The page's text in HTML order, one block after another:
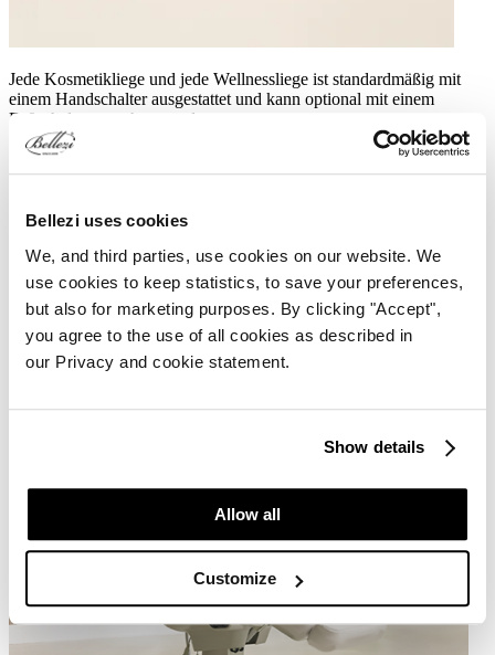
Bellezi uses cookies
We, and third parties, use cookies on our website. We
use cookies to keep statistics, to save your preferences,
but also for marketing purposes. By clicking "Accept",
you agree to the use of all cookies as described in
our Privacy and cookie statement.
Show details
Allow all
Customize
Jede Kosmetikliege und jede Wellnessliege ist standardmäßig mit
einem Handschalter ausgestattet und kann optional mit einem
Fußschalter versehen werden.